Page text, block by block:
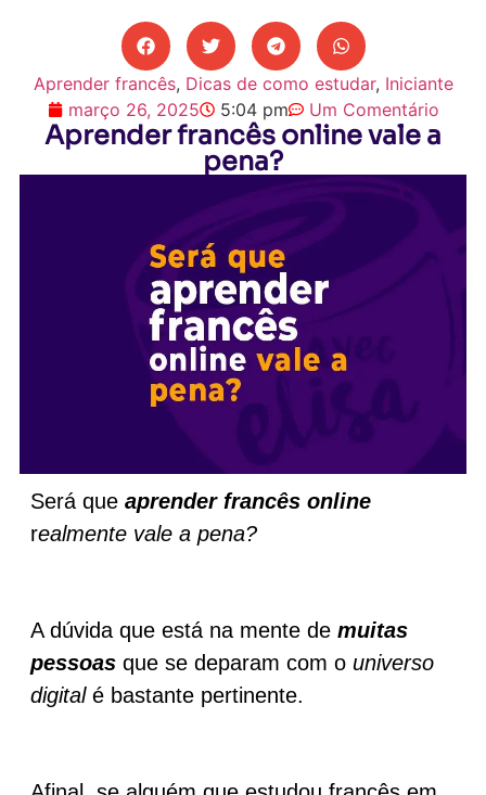
Aprender francês, Dicas de como estudar, Iniciante
março 26, 2025
5:04 pm Um Comentário
Aprender francês online vale a
pena?
Será que aprender francês online
realmente vale a pena?
A dúvida que está na mente de muitas
pessoas que se deparam com o universo
digitalé bastante pertinente.